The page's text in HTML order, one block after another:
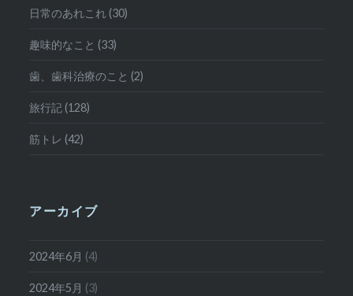
日常のあれこれ (30)
趣味的なこと (33)
歯、歯科治療のこと (2)
旅行記 (128)
筋トレ (42)
アーカイブ
2024年6月 (4)
2024年5月 (3)